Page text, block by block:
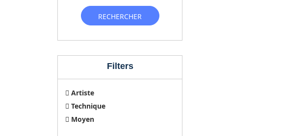
RECHERCHER
Filters
Artiste
Technique
Moyen